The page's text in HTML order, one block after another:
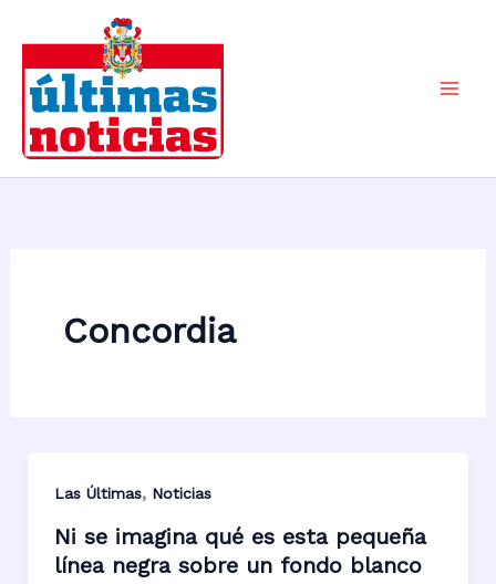
contenido
Concordia
Las Últimas, Noticias
Ni se imagina qué es esta pequeña
línea negra sobre un fondo blanco